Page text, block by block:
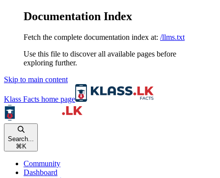
Documentation Index
Fetch the complete documentation index at: /llms.txt
Use this file to discover all available pages before
exploring further.
Skip to main content
Klass Facts home page
Search...
⌘ K
Community
Dashboard